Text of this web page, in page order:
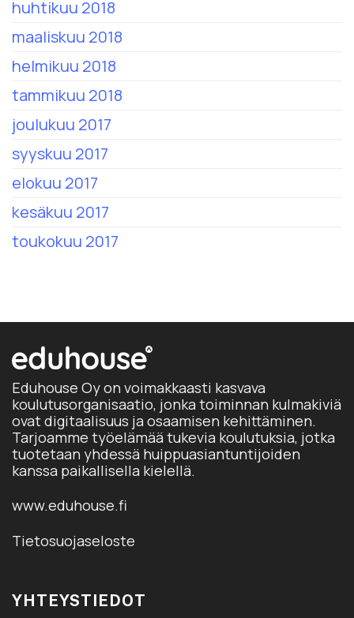
huhtikuu 2018
maaliskuu 2018
helmikuu 2018
tammikuu 2018
joulukuu 2017
syyskuu 2017
elokuu 2017
kesäkuu 2017
toukokuu 2017
Eduhouse Oy on voimakkaasti kasvava
koulutusorganisaatio, jonka toiminnan kulmakiviä
ovat digitaalisuus ja osaamisen kehittäminen.
Tarjoamme työelämää tukevia koulutuksia, jotka
tuotetaan yhdessä huippuasiantuntijoiden
kanssa paikallisella kielellä.
www.eduhouse.fi
Tietosuojaseloste
YHTEYSTIEDOT